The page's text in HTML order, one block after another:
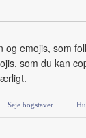
og emojis, som
som du kan
Seje bogstaver